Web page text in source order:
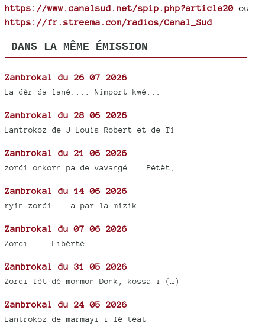
https://www.canalsud.net/spip.php?article20 ou
https://fr.streema.com/radios/Canal_Sud
DANS LA MÊME ÉMISSION
Zanbrokal du 26 07 2026
La dèr da lané.... Nimport kwé...
Zanbrokal du 28 06 2026
Lantrokoz de J Louis Robert et de Ti
Zanbrokal du 21 06 2026
zordi onkorn pa de vavangé... Pétèt,
Zanbrokal du 14 06 2026
ryin zordi... a par la mizik....
Zanbrokal du 07 06 2026
Zordi.... Libérté....
Zanbrokal du 31 05 2026
Zordi fèt dé monmon Donk, kossa i (…)
Zanbrokal du 24 05 2026
Lantrokoz de marmayi i fé téat